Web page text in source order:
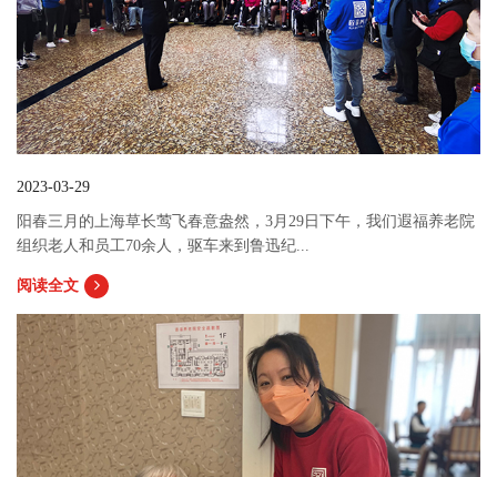
2023-03-29
阳春三月的上海草长莺飞春意盎然，3月29日下午，我们遐福养老院
组织老人和员工70余人，驱车来到鲁迅纪...
阅读全文